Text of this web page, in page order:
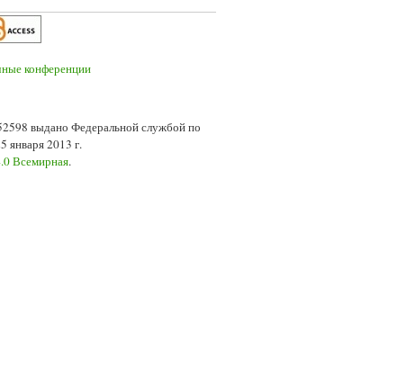
выдано Федеральной службой по
января 2013 г.
Всемирная.